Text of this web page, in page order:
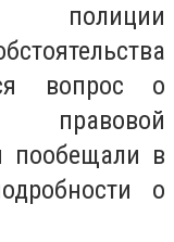
полиции
вопрос о
пообещали в
о